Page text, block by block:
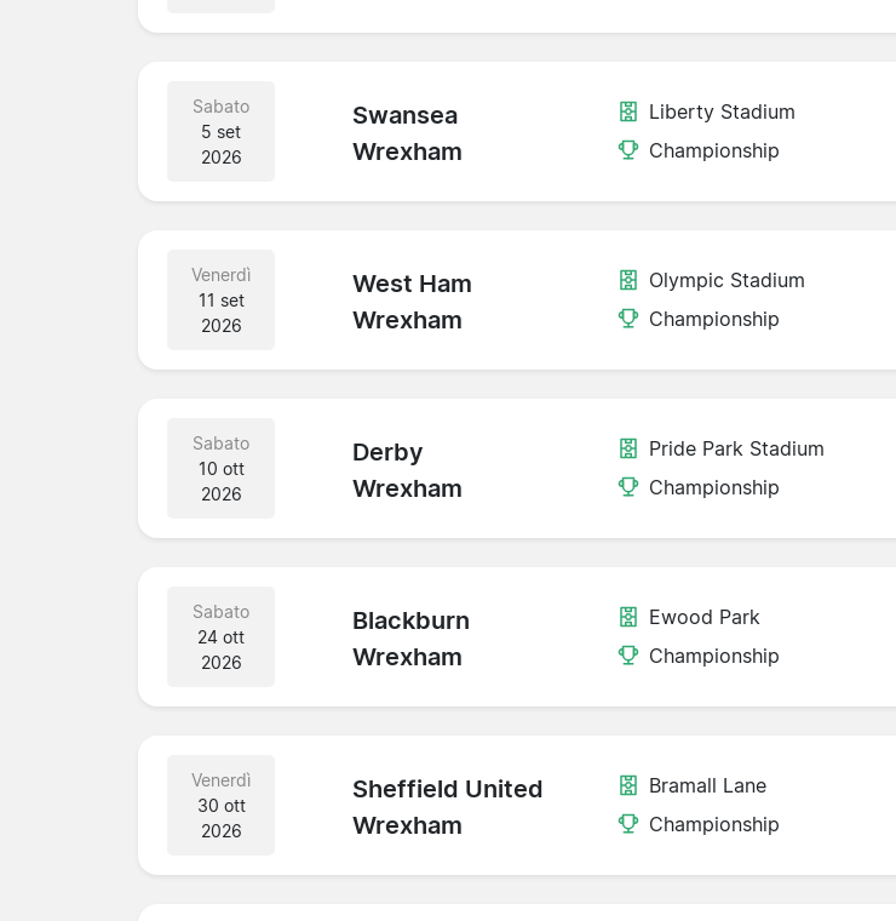
Sabato
5 set
2026
Swansea
Wrexham
Liberty Stadium
Championship
Venerdì
11 set
2026
West Ham
Wrexham
Olympic Stadium
Championship
Sabato
10 ott
2026
Derby
Wrexham
Pride Park Stadium
Championship
Sabato
24 ott
2026
Blackburn
Wrexham
Ewood Park
Championship
Venerdì
30 ott
2026
Sheffield United
Wrexham
Bramall Lane
Championship